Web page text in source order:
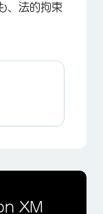
、法的拘束
XM